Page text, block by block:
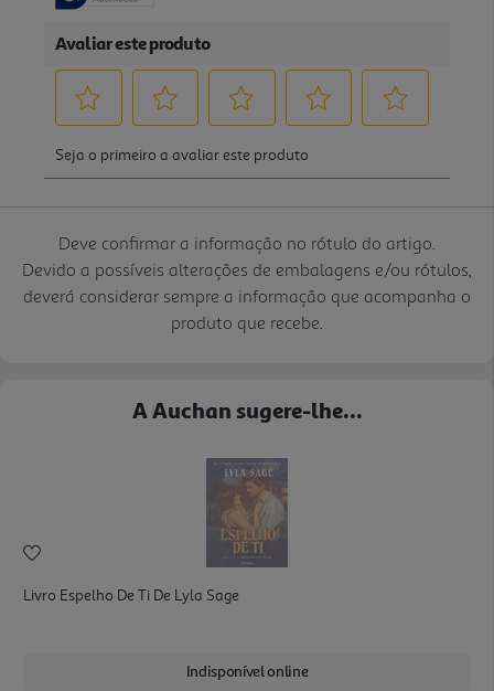
Deve confirmar a informação no rótulo do artigo.
Devido a possíveis alterações de embalagens e/ou rótulos,
deverá considerar sempre a informação que acompanha o
produto que recebe.
A Auchan sugere-lhe...
Livro Espelho De Ti De Lyla Sage
Indisponível online